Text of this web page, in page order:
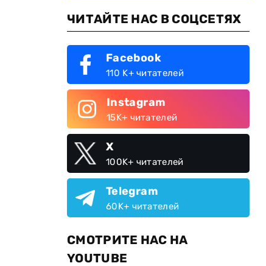
ЧИТАЙТЕ НАС В СОЦСЕТЯХ
Facebook
110 K+ читателей
Instagram
15K+ читателей
X
100K+ читателей
Telegram
60K+ читателей
СМОТРИТЕ НАС НА
YOUTUBE